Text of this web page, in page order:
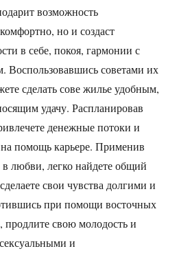
возможность
но и создаст
в себе, покоя, гармонии с
советами их
сделать сове жилье удобным,
удачу. Распланировав
денежные потоки и
помощь карьере. Применив
любви, легко найдете общий
свои чувства долгими и
при помощи восточных
продлите свою молодость и
и